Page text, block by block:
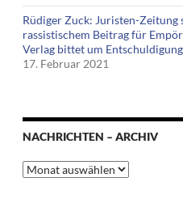
Rüdiger Zuck: Juristen-Zeitung
rassistischem Beitrag für
Verlag bittet um Entschuldigung
17. Februar 2021
NACHRICHTEN – ARCHIV
Nachrichten
–